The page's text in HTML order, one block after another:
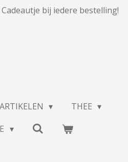
Cadeautje bij iedere bestelling!
THEE